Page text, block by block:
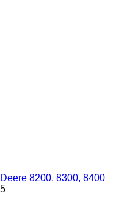
Deere 8200, 8300, 8400
5